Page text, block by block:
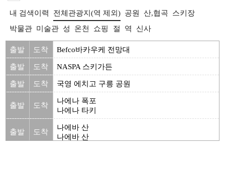
내 검색이력 전체관광지(역 제외) 공원 산,협곡 스키장
박물관 미술관 성 온천 쇼핑 절 역 신사
출발 도착
Befco바카우케 전망대
출발
도착
NASPA 스키가든
출발
도착 국영 에치고 구릉 공원
출발 도착
나에나 폭포
나에나 타키
출발 도착
나에바 산
나에바 산